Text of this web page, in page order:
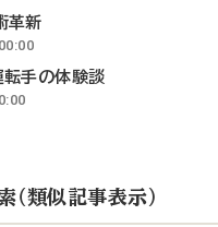
革新
転手の体験談
（類似記事表示）